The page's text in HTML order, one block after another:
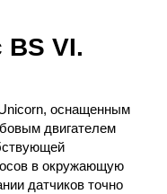
BS VI.
оснащенным
двигателем
в окружающую
датчиков точно